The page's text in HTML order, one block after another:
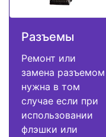
Разъемы
Ремонт или
замена разъемом
нужна в том
случае если при
использовании
флэшки или